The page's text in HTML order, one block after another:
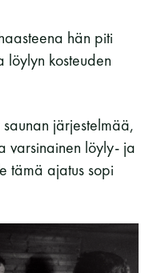
hän piti
löylyn kosteuden
järjestelmää,
varsinainen löyly- ja
tämä ajatus sopi